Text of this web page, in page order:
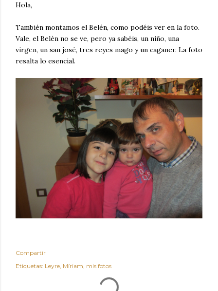
Hola,
También montamos el Belén, como podéis ver en la foto.
Vale, el Belén no se ve, pero ya sabéis, un niño, una
virgen, un san josé, tres reyes mago y un caganer. La foto
resalta lo esencial.
Compartir
Etiquetas: Leyre Míriam mis fotos